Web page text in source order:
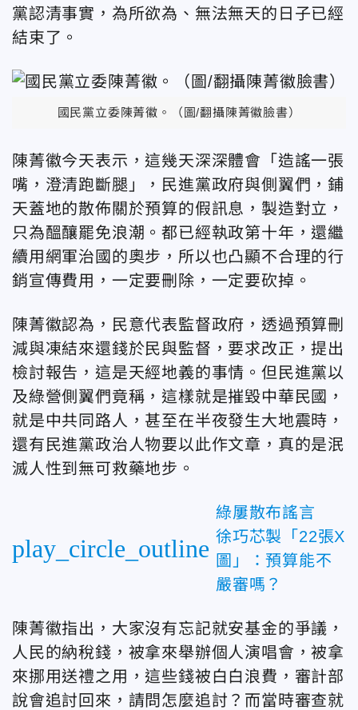
黨認清事實，為所欲為、無法無天的日子已經
結束了。
國民黨立委陳菁徽。（圖/翻攝陳菁徽臉書）
陳菁徽今天表示，這幾天深深體會「造謠一張
嘴，澄清跑斷腿」，民進黨政府與側翼們，鋪
天蓋地的散佈關於預算的假訊息，製造對立，
只為醞釀罷免浪潮。都已經執政第十年，還繼
續用網軍治國的奧步，所以也凸顯不合理的行
銷宣傳費用，一定要刪除，一定要砍掉。
陳菁徽認為，民意代表監督政府，透過預算刪
減與凍結來還錢於民與監督，要求改正，提出
檢討報告，這是天經地義的事情。但民進黨以
及綠營側翼們竟稱，這樣就是摧毀中華民國，
就是中共同路人，甚至在半夜發生大地震時，
還有民進黨政治人物要以此作文章，真的是泯
滅人性到無可救藥地步。
play_circle_outline
綠屢散布謠言
徐巧芯製「22張X
圖」：預算能不
嚴審嗎？
陳菁徽指出，大家沒有忘記就安基金的爭議，
人民的納稅錢，被拿來舉辦個人演唱會，被拿
來挪用送禮之用，這些錢被白白浪費，審計部
說會追討回來，請問怎麼追討？而當時審查就